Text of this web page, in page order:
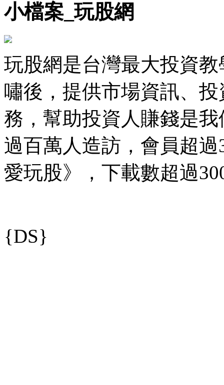
小檔案_玩股網
玩股網是台灣最大投資
嘯後，提供市場資訊、
務，幫助投資人賺錢是
過百萬人造訪，會員超過
愛玩股》，下載數超過
{DS}